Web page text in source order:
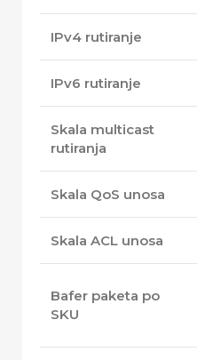
IPv4 rutiranje
IPv6 rutiranje
Skala multicast
rutiranja
Skala QoS unosa
Skala ACL unosa
Bafer paketa po
SKU